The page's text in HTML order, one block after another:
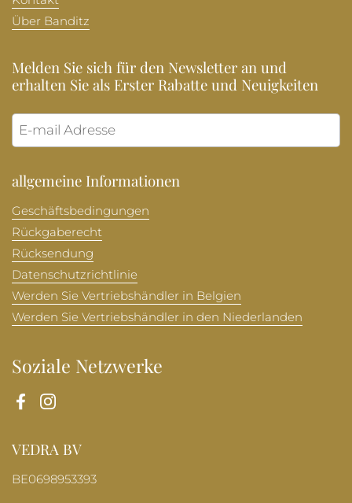
Über Banditz
Melden Sie sich für den Newsletter an und
erhalten Sie als Erster Rabatte und Neuigkeiten
allgemeine Informationen
Geschäftsbedingungen
Rückgaberecht
Rücksendung
Datenschutzrichtlinie
Werden Sie Vertriebshändler in Belgien
Werden Sie Vertriebshändler in den Niederlanden
Soziale Netzwerke
FacebookInstagram
VEDRA BV
BE0698953393